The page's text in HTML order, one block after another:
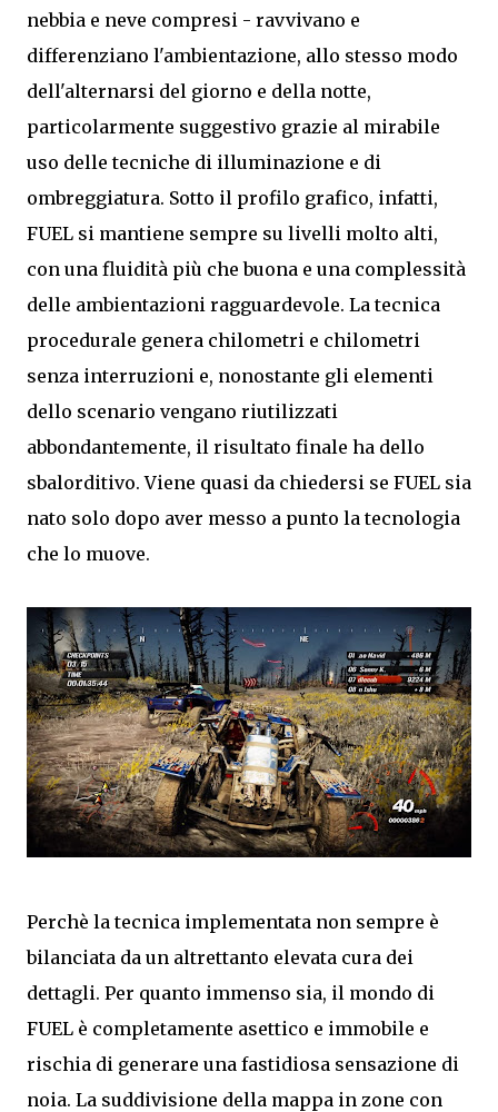
nebbia e neve compresi - ravvivano e
differenziano l'ambientazione, allo stesso modo
dell'alternarsi del giorno e della notte,
particolarmente suggestivo grazie al mirabile
uso delle tecniche di illuminazione e di
ombreggiatura. Sotto il profilo grafico, infatti,
FUEL si mantiene sempre su livelli molto alti,
con una fluidità più che buona e una complessità
delle ambientazioni ragguardevole. La tecnica
procedurale genera chilometri e chilometri
senza interruzioni e, nonostante gli elementi
dello scenario vengano riutilizzati
abbondantemente, il risultato finale ha dello
sbalorditivo. Viene quasi da chiedersi se FUEL sia
nato solo dopo aver messo a punto la tecnologia
che lo muove.
Perchè la tecnica implementata non sempre è
bilanciata da un altrettanto elevata cura dei
dettagli. Per quanto immenso sia, il mondo di
FUEL è completamente asettico e immobile e
rischia di generare una fastidiosa sensazione di
noia. La suddivisione della mappa in zone con